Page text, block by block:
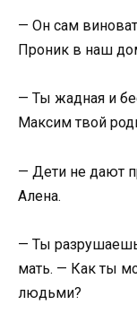
— Он сам
Проник в наш
— Ты жадная и
Максим твой
— Дети не дают
Алена.
— Ты
мать. — Как ты
людьми?